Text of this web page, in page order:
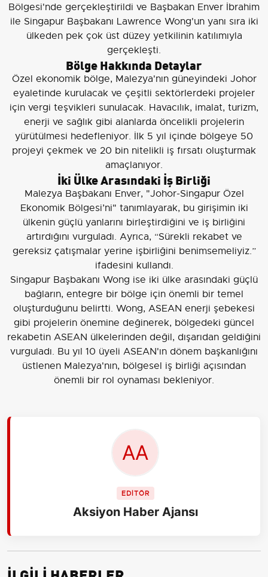
Bölgesi'nde gerçekleştirildi ve Başbakan Enver İbrahim
ile Singapur Başbakanı Lawrence Wong'un yanı sıra iki
ülkeden pek çok üst düzey yetkilinin katılımıyla
gerçekleşti.
Bölge Hakkında Detaylar
Özel ekonomik bölge, Malezya'nın güneyindeki Johor
eyaletinde kurulacak ve çeşitli sektörlerdeki projeler
için vergi teşvikleri sunulacak. Havacılık, imalat, turizm,
enerji ve sağlık gibi alanlarda öncelikli projelerin
yürütülmesi hedefleniyor. İlk 5 yıl içinde bölgeye 50
projeyi çekmek ve 20 bin nitelikli iş fırsatı oluşturmak
amaçlanıyor.
İki Ülke Arasındaki İş Birliği
Malezya Başbakanı Enver, "Johor-Singapur Özel
Ekonomik Bölgesi’ni" tanımlayarak, bu girişimin iki
ülkenin güçlü yanlarını birleştirdiğini ve iş birliğini
artırdığını vurguladı. Ayrıca, “Sürekli rekabet ve
gereksiz çatışmalar yerine işbirliğini benimsemeliyiz.”
ifadesini kullandı.
Singapur Başbakanı Wong ise iki ülke arasındaki güçlü
bağların, entegre bir bölge için önemli bir temel
oluşturduğunu belirtti. Wong, ASEAN enerji şebekesi
gibi projelerin önemine değinerek, bölgedeki güncel
rekabetin ASEAN ülkelerinden değil, dışarıdan geldiğini
vurguladı. Bu yıl 10 üyeli ASEAN'ın dönem başkanlığını
üstlenen Malezya'nın, bölgesel iş birliği açısından
önemli bir rol oynaması bekleniyor.
EDİTÖR
Aksiyon Haber Ajansı